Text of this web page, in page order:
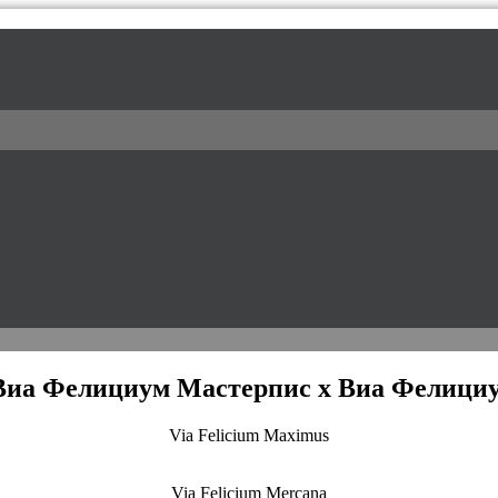
питомник доберманов
Фелициум Мастерпис х Виа
Via Felicium Maximus
Via Felicium Mercana